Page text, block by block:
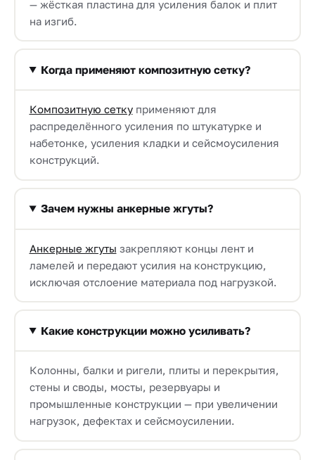
— жёсткая пластина для усиления балок и плит
на изгиб.
Когда применяют композитную сетку?
Композитную сеткуприменяют для
распределённого усиления по штукатурке и
набетонке, усиления кладки и сейсмоусиления
конструкций.
Зачем нужны анкерные жгуты?
Анкерные жгуты закрепляют концы лент и
ламелей и передают усилия на конструкцию,
исключая отслоение материала под нагрузкой.
Какие конструкции можно усиливать?
Колонны, балки и ригели, плиты и перекрытия,
стены и своды, мосты, резервуары и
промышленные конструкции — при увеличении
нагрузок, дефектах и сейсмоусилении.